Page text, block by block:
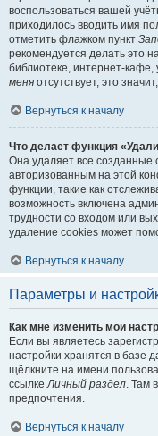
воспользоваться вашей
приходилось вводить имя
отметить флажком пункт
рекомендуется делать это
библиотеке, интернет-кафе,
меня отсутствует, это
Вернуться к началу
Что делает функция
Она удаляет все созданные
авторизованным на этой
функции, такие как
возможность включена
трудности со входом или
удаление cookies может
Вернуться к началу
Параметры и
Как мне изменить мои
Если вы являетесь
настройки хранятся в базе
щёлкните на имени
ссылкеЛичный раздел. Там
предпочтения.
Вернуться к началу